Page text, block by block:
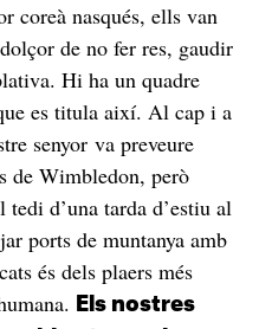
coreà nasqués, ells van
de no fer res, gaudir
Hi ha un quadre
es titula així. Al cap i a
senyor va preveure
de Wimbledon, però
d’una tarda d’estiu al
ports de muntanya amb
és dels plaers més
Els nostres